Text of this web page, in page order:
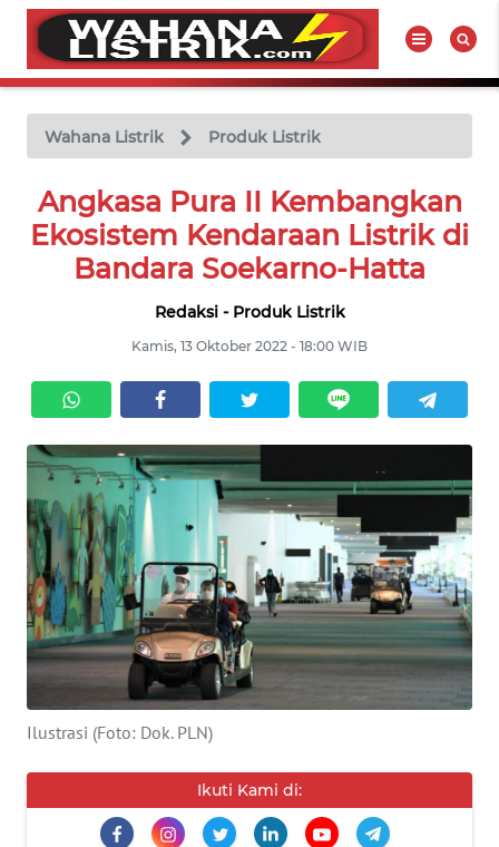
Wahana Listrik Produk Listrik
Angkasa Pura II Kembangkan
Ekosistem Kendaraan Listrik di
Bandara Soekarno-Hatta
Redaksi - Produk Listrik
Kamis, 13 Oktober 2022 - 18:00 WIB
Ilustrasi (Foto: Dok. PLN)
Ikuti Kami di:
TV
Tutup
BERITA
LISTRIK
PRODUK
LISTRIK
SEJARAH
LISTRIK
SERBA-
SERBI
Informasi
INDEKS
BERITA
KONTAK